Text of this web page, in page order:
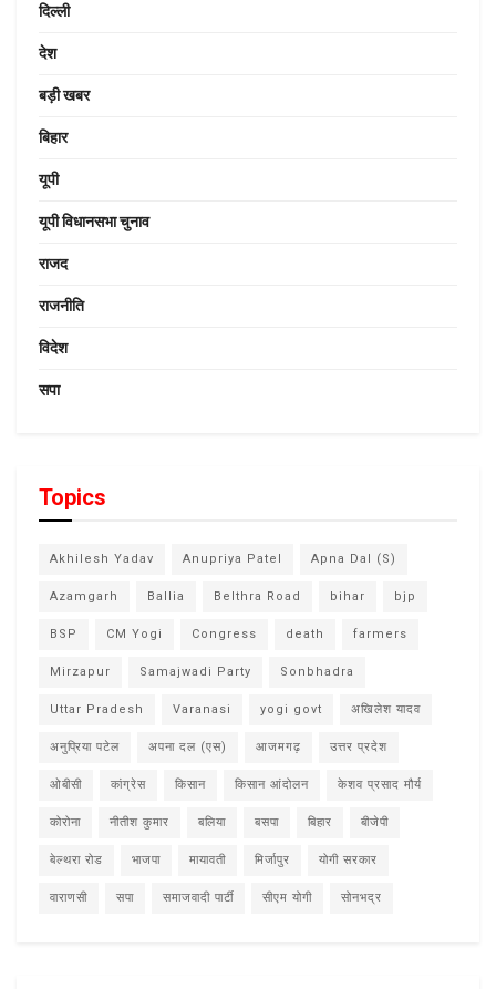
दिल्ली
देश
बड़ी खबर
बिहार
यूपी
यूपी विधानसभा चुनाव
राजद
राजनीति
विदेश
सपा
Topics
Akhilesh Yadav Anupriya Patel Apna Dal (S)
Azamgarh Ballia Belthra Road bihar bjp
BSP CM Yogi Congress death farmers
Mirzapur Samajwadi Party Sonbhadra
Uttar Pradesh Varanasi yogi govt अखिलेश यादव
अनुप्रिया पटेल अपना दल (एस) आजमगढ़ उत्तर प्रदेश
ओबीसी कांग्रेस किसान किसान आंदोलन केशव प्रसाद मौर्य
कोरोना नीतीश कुमार बलिया बसपा बिहार बीजेपी
बेल्थरा रोड भाजपा मायावती मिर्जापुर योगी सरकार
वाराणसी सपा समाजवादी पार्टी सीएम योगी सोनभद्र